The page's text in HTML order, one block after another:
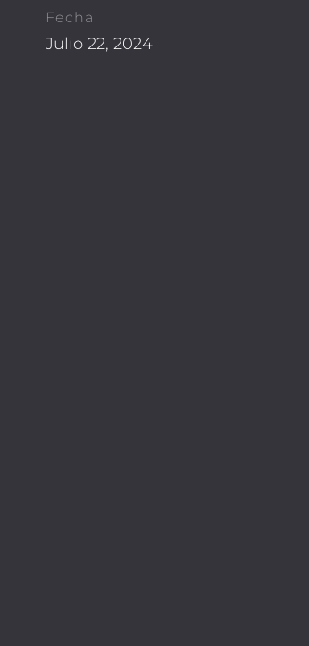
Fecha
Julio 22, 2024